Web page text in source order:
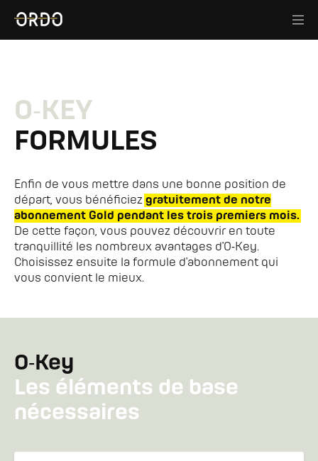
O‑KEY
FORMULES
Enfin de vous mettre dans une bonne position de
départ, vous bénéficiez gratuitement de notre
abonnement Gold pendant les trois premiers mois.
De cette façon, vous pouvez découvrir en toute
tranquillité les nombreux avantages d'O‑Key.
Choisissez ensuite la formule d'abonnement qui
vous convient le mieux.
O‑Key
Les éléments de base
nécessaires